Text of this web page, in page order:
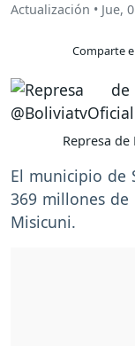
Actualización • Jue,
Comparte
Represa
El municipio de
369 millones
Misicuni.